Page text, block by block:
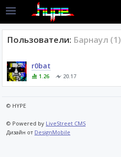
Пользователи: Барнаул (1)
r0bat
1.26 20.17
© HYPE
© Powered by LiveStreet CMS
Дизайн от DesignMobile